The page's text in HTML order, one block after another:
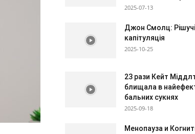
2025-07-13
Джон Смолц:
капітуляція
2025-10-25
23 рази Кейт
блищала в
бальних сукнях
2025-09-18
Менопауза и